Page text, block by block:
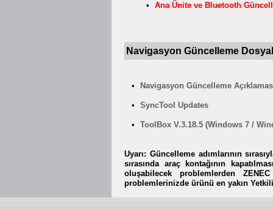
• Ana Ünite ve Bluetooth
Navigasyon Güncelleme
• Navigasyon Güncelleme
• SyncTool Updates
• ToolBox V.3.18.5 (Windows 7 /
Uyarı: Güncelleme adımlarının
sırasında araç kontağının
oluşabilecek problemlerden
problemlerinizde ürünü en yakın Yetkili